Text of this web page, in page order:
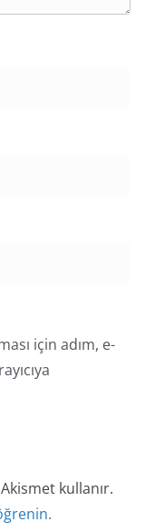
için adım, e-
kullanır.